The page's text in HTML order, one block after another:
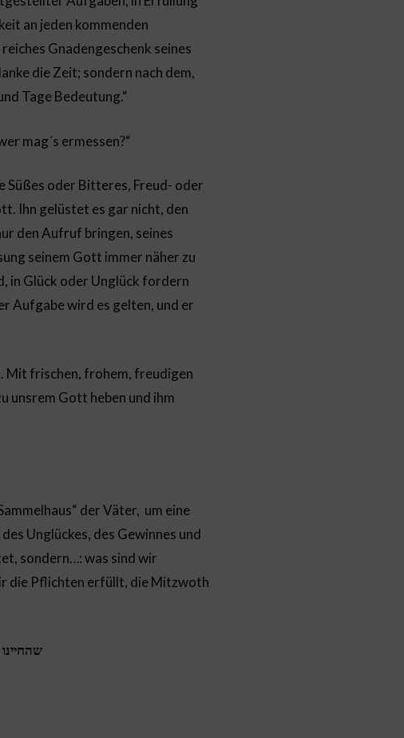
an jeden kommenden
Gnadengeschenk seines
die Zeit; sondern nach dem,
Tage Bedeutung.“
mag´s ermessen?“
Süßes oder Bitteres, Freud- oder
Ihn gelüstet es gar nicht, den
den Aufruf bringen, seines
seinem Gott immer näher zu
in Glück oder Unglück fordern
Aufgabe wird es gelten, und er
Mit frischen, frohem, freudigen
unsrem Gott heben und ihm
der Väter, um eine
Unglückes, des Gewinnes und
sondern…: was sind wir
die Pflichten erfüllt, die Mitzwoth
שהחיינו